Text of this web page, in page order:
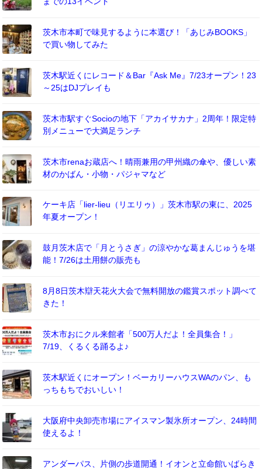
茨木市本町で味見するように本選び！「あじみBOOKS」
で買い物してみた
茨木駅近くにレコード＆Bar『Ask Me』7/23オープン！23
～25はDJプレイも
茨木市駅すぐSocioの地下「アカイサカナ」2周年！限定特
別メニューで大満足ランチ
茨木市renaお蔵店へ！晴雨兼用の甲州織の傘や、優しい素
材のかばん・小物・パジャマなど
ケーキ店「lier-lieu（リエリゥ）」茨木市駅の東に、2025
年夏オープン！
鼓月茨木店で「月とうさぎ」の涼やかな葛まんじゅうを堪
能！7/26は土用餅の販売も
8月8日茨木辯天花火大会で無料開放の鑑賞スポット調べて
きた！
茨木市おにクル来館者「500万人だよ！全員集合！」
7/19、くるくる踊るよ♪
茨木駅近くにオープン！ベーカリーハウスWAのパン、も
っちもちでおいしい！
大阪府中央卸売市場にアイスマン製氷所オープン、24時間
使えるよ！
アンダーパス、片側の歩道開通！イオンと立命館いばらき